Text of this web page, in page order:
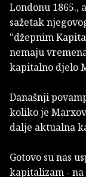
Londonu 1865.,
sažetak
"džepnim
nemaju
kapitalno djelo
Današnji
koliko je
dalje aktualna
Gotovo su nas
kapitalizam -